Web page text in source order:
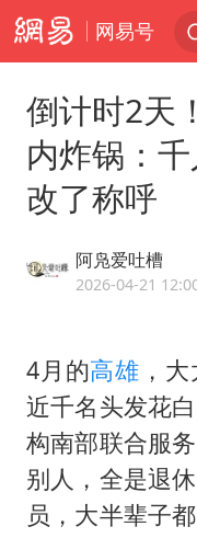
网易号
倒计时2天
内炸锅：
改了称呼
阿凫爱吐槽
2026-04-21
4月的高雄 ，
近千名头发花
构南部联合服
别人，全是退
员，大半辈子